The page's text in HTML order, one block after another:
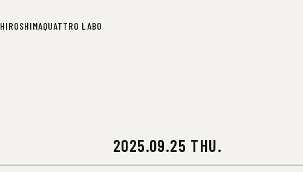
HIROSHIMAQUATTRO LABO
2025.09.25 THU.